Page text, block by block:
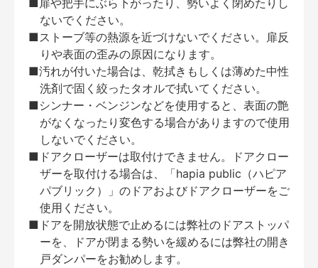
■扉や把手にぶら下がったり、勢いよく閉めたりし
ないでください。
■ストーブ等の熱源を近づけないでください。扉反
りや表面の歪みの原因になります。
■汚れが付いた場合は、乾拭きもしくは薄めた中性
洗剤で固く絞ったタオルで拭いてください。
■シンナー・ベンジンなどを使用すると、表面の艶
がなくなったり変色する場合がありますので使用
しないでください。
■ドアクローザーは取付けできません。ドアクロー
ザーを取付ける場合は、「hapia public（ハピア
パブリック）」のドアおよびドアクローザーをご
使用ください。
■ドアを開放状態で止めるには弊社のドアストッパ
ーを、ドアが閉まる勢いを緩めるには弊社の開き
戸ダンパーをお勧めします。